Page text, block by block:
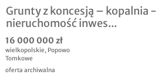
Grunty z koncesją – kopalnia
nieruchomość inwes...
16 000 000 zł
wielkopolskie, Popowo
Tomkowe
oferta archiwalna